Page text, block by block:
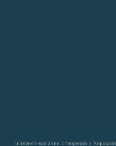
Інтернет-магазин створений з Хорошоп